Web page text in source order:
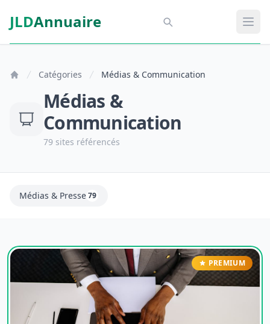
Aspect SDM
JLDAnnuaire
Catégories Médias & Communication
Médias &
Communication
79 sites référencés
Médias & Presse79
PREMIUM